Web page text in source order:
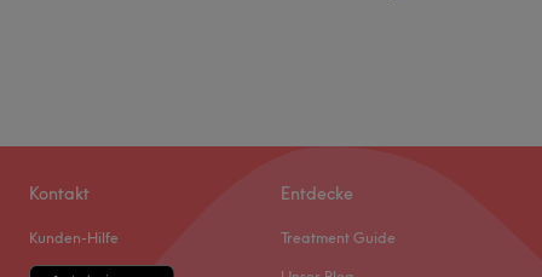
Kontakt
Kunden-Hilfe
Entdecke
Treatment Guide